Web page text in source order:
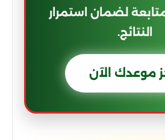
لضمان استمرار
النتائج.
موعدك الآن